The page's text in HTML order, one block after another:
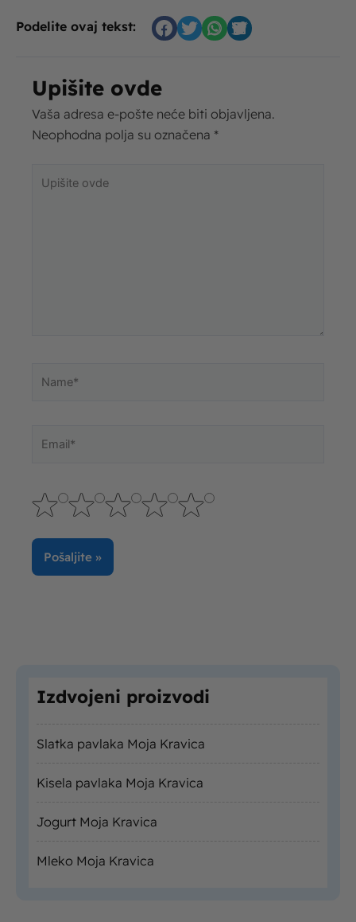
Podelite ovaj tekst:
Upišite ovde
Vaša adresa e-pošte neće biti objavljena.
Neophodna polja su označena *
ovde
Izdvojeni proizvodi
Slatka pavlaka Moja Kravica
Kisela pavlaka Moja Kravica
Jogurt Moja Kravica
Mleko Moja Kravica